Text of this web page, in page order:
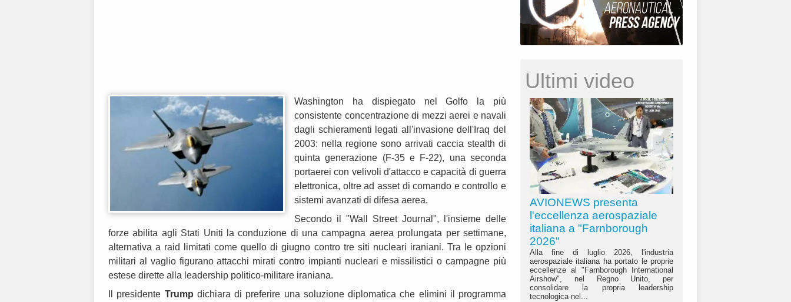
Washington ha dispiegato nel Golfo la più
consistente concentrazione di mezzi aerei e navali
dagli schieramenti legati all'invasione dell'Iraq del
2003: nella regione sono arrivati caccia stealth di
quinta generazione (F-35 e F-22), una seconda
portaerei con velivoli d'attacco e capacità di guerra
elettronica, oltre ad asset di comando e controllo e
sistemi avanzati di difesa aerea.
Secondo il "Wall Street Journal", l'insieme delle
forze abilita agli Stati Uniti la conduzione di una campagna aerea prolungata per settimane,
alternativa a raid limitati come quello di giugno contro tre siti nucleari iraniani. Tra le opzioni
militari al vaglio figurano attacchi mirati contro impianti nucleari e missilistici o campagne più
estese dirette alla leadership politico-militare iraniana.
Il presidente Trump dichiara di preferire una soluzione diplomatica che elimini il programma
Ultimi video
AVIONEWS presenta
l'eccellenza aerospaziale
italiana a "Farnborough
2026"
Alla fine di luglio 2026, l'industria
aerospaziale italiana ha portato le proprie
eccellenze al "Farnborough International
Airshow", nel Regno Unito, per
consolidare la propria leadership
tecnologica nel...